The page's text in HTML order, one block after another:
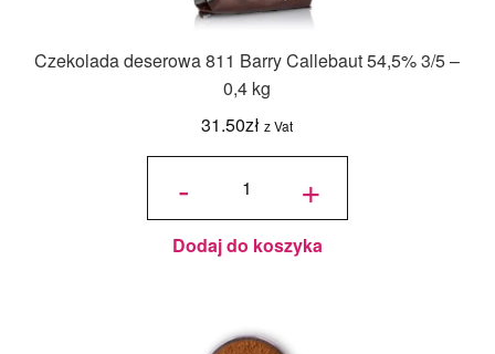
Czekolada deserowa 811 Barry Callebaut 54,5% 3/5 –
0,4 kg
31.50zł z Vat
-
ilość
811 Barry
Callebaut
54,5% 3/5
- 0,4 kg +
Dodaj do koszyka